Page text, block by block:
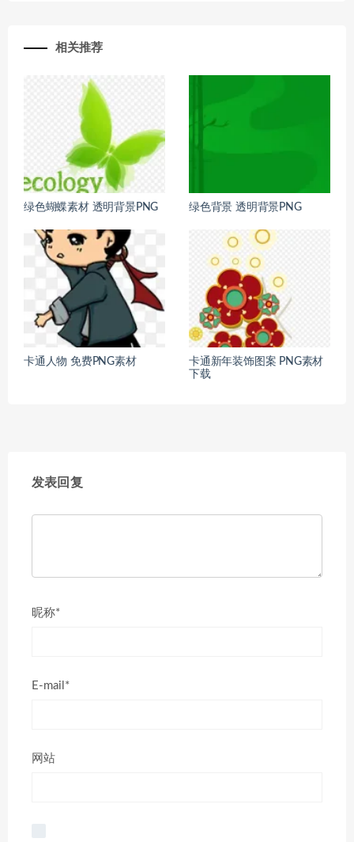
相关推荐
绿色蝴蝶素材 透明背景PNG 绿色背景 透明背景PNG
卡通人物 免费PNG素材
卡通新年装饰图案 PNG素材
下载
发表回复
昵称*
E-mail*
网站